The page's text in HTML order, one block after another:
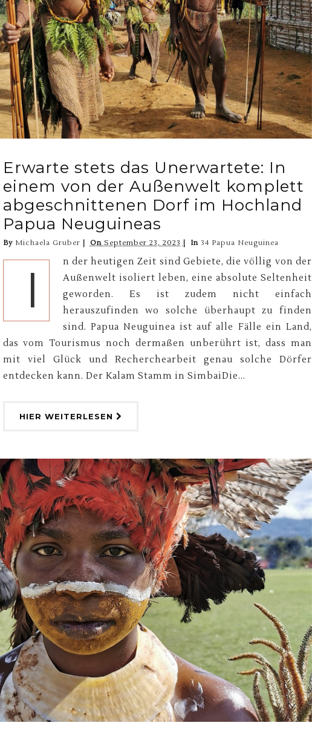
Erwarte stets das Unerwartete: In
einem von der Außenwelt komplett
abgeschnittenen Dorf im Hochland
Papua Neuguineas
By Michaela Gruber OnSeptember 23, 2023 In 34 Papua Neuguinea
I
n der heutigen Zeit sind Gebiete, die völlig von der
Außenwelt isoliert leben, eine absolute Seltenheit
geworden. Es ist zudem nicht einfach
herauszufinden wo solche überhaupt zu finden
sind. Papua Neuguinea ist auf alle Fälle ein Land,
das vom Tourismus noch dermaßen unberührt ist, dass man
mit viel Glück und Recherchearbeit genau solche Dörfer
entdecken kann. Der Kalam Stamm in SimbaiDie...
HIER WEITERLESEN